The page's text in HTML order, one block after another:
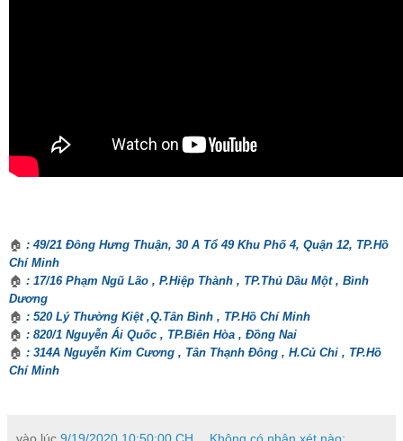
🏠 : 49/21 Đông Hưng Thuận, 30 A Tổ 49 Khu Phố 4, Quận 12, TP.Hồ
Chí Minh
🏠 : 17/16 Phạm Ngũ Lão , P.Hiệp Thành , TP.Thủ Dầu Một , Bình
Dương
🏠 : 520 Lý Thường Kiệt ,Q.Tân Bình , TP.Hồ Chí Minh
🏠 : 820/1 Nguyễn Ái Quốc , TP.Biên Hòa , Đồng Nai
🏠 : 314A Nguyễn Kim Cương , Tân Thạnh Đông , H.Củ Chi , TP.Hồ
Chí Minh
vào lúc 9/19/2020 10:50:00 CH Không có nhận xét nào: